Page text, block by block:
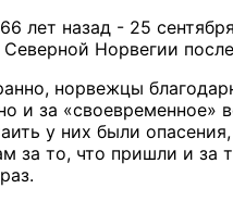
лет назад - 25
Норвегии
норвежцы
и за «своевременное»
у них были
за то, что пришли и за